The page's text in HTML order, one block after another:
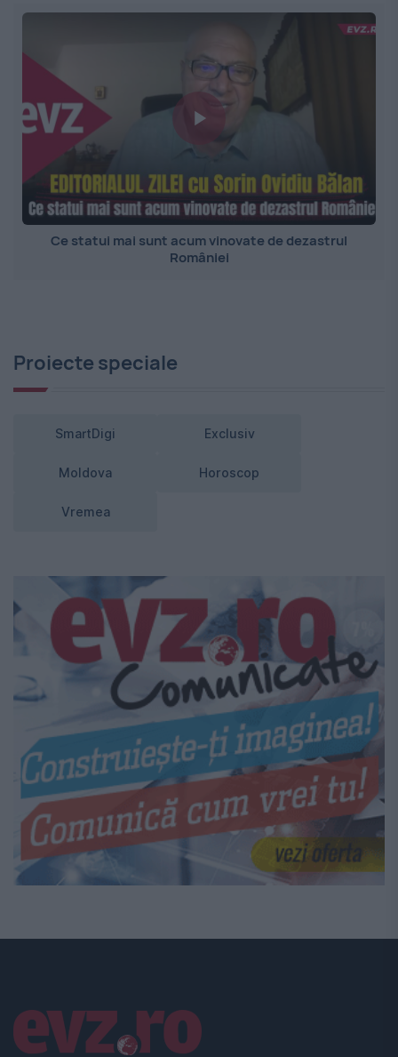
Ce statui mai sunt acum vinovate de dezastrul
României
Proiecte speciale
SmartDigi Exclusiv
Moldova Horoscop
Vremea
Linkuri utile